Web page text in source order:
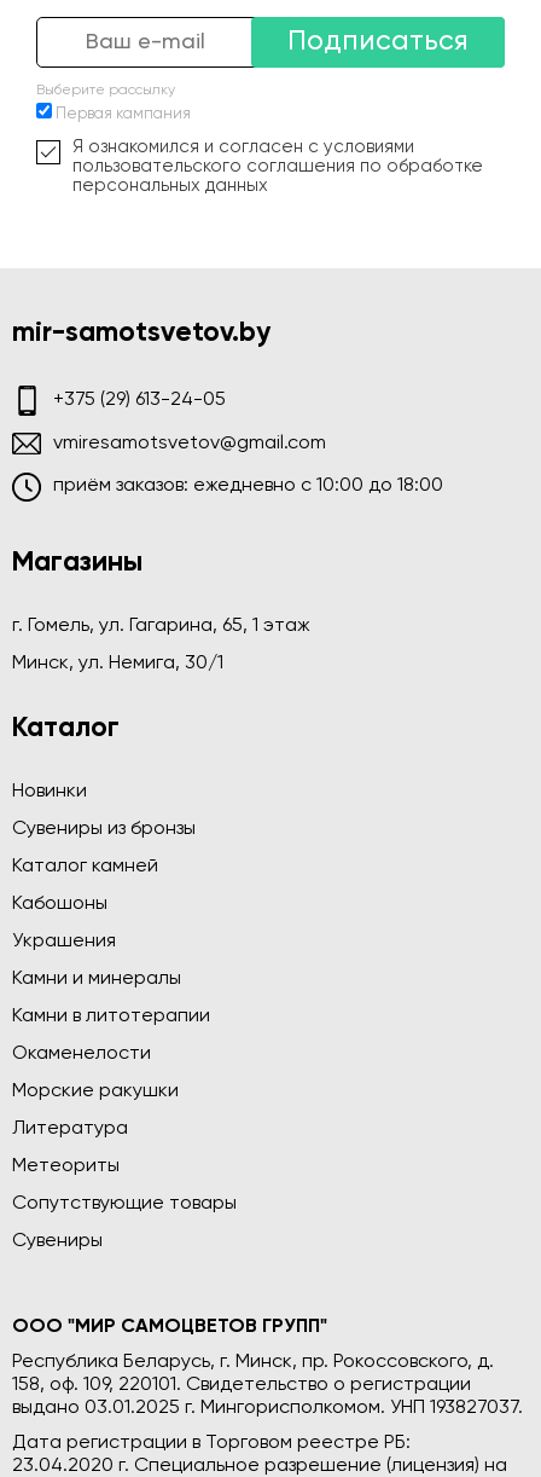
Подписаться
Выберите рассылку
Первая кампания
Я ознакомился и согласен с условиями
пользовательского соглашения по обработке
персональных данных
mir-samotsvetov.by
+375 (29) 613-24-05
vmiresamotsvetov@gmail.com
приём заказов: ежедневно c 10:00 до 18:00
Магазины
г. Гомель, ул. Гагарина, 65, 1 этаж
Минск, ул. Немига, 30/1
Каталог
Новинки
Сувениры из бронзы
Каталог камней
Кабошоны
Украшения
Камни и минералы
Камни в литотерапии
Окаменелости
Морские ракушки
Литература
Метеориты
Сопутствующие товары
Сувениры
ООО "МИР САМОЦВЕТОВ ГРУПП"
Республика Беларусь, г. Минск, пр. Рокоссовского, д.
158, оф. 109, 220101. Свидетельство о регистрации
выдано 03.01.2025 г. Мингорисполкомом. УНП 193827037.
Дата регистрации в Торговом реестре РБ:
23.04.2020 г. Специальное разрешение (лицензия) на